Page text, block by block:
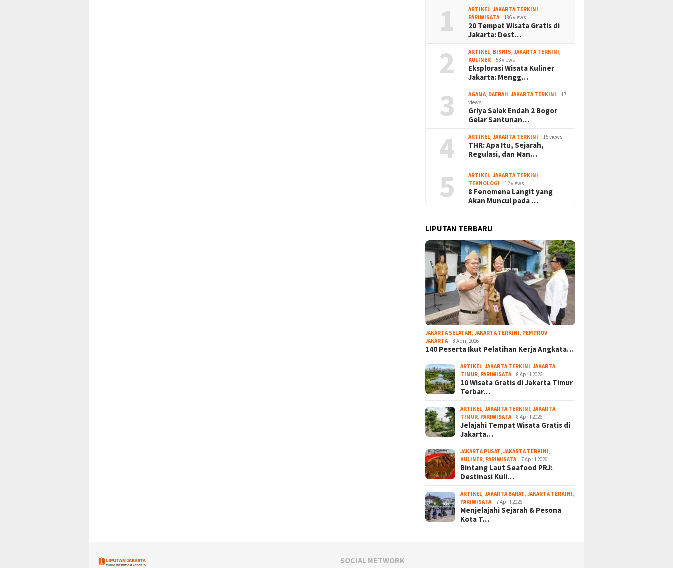
1 ARTIKEL ,JAKARTA TERKINI
PARIWISATA
186 views
20 Tempat Wisata Gratis di
Jakarta: Dest…
2 ARTIKEL BISNIS ,JAKARTA TERKINI
KULINER
53 views
Eksplorasi Wisata Kuliner
Jakarta: Mengg…
3 AGAMA DAERAH ,JAKARTA TERKINI
17
views
Griya Salak Endah 2 Bogor
Gelar Santunan…
4 ARTIKEL ,JAKARTA TERKINI 15 views
THR: Apa Itu, Sejarah,
Regulasi, dan Man…
5 ARTIKEL ,JAKARTA TERKINI
TEKNOLOGI
12 views
8 Fenomena Langit yang
Akan Muncul pada …
LIPUTAN TERBARU
JAKARTA SELATAN ,JAKARTA TERKINI PEMPROV
JAKARTA
8 April 2026
140 Peserta Ikut Pelatihan Kerja Angkata…
ARTIKEL ,JAKARTA TERKINI ,JAKARTA
TIMUR PARIWISATA 8 April 2026
10 Wisata Gratis di Jakarta Timur
Terbar…
ARTIKEL ,JAKARTA TERKINI ,JAKARTA
TIMUR PARIWISATA 8 April 2026
Jelajahi Tempat Wisata Gratis di
Jakarta…
JAKARTA PUSAT ,JAKARTA TERKINI
KULINER PARIWISATA 7 April 2026
Bintang Laut Seafood PRJ:
Destinasi Kuli…
ARTIKEL ,JAKARTA BARAT ,JAKARTA TERKINI
PARIWISATA
7 April 2026
Menjelajahi Sejarah & Pesona
Kota T…
SOCIAL NETWORK